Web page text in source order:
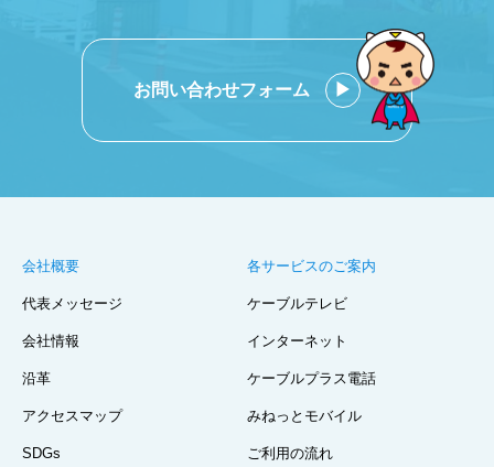
お問い合わせフォーム
会社概要
代表メッセージ
会社情報
沿革
アクセスマップ
SDGs
各サービスのご案内
ケーブルテレビ
インターネット
ケーブルプラス電話
みねっとモバイル
ご利用の流れ